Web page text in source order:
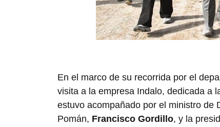
En el marco de su recorrida por el
visita a la empresa Indalo, dedicada a
estuvo acompañado por el ministro de
Pomán, Francisco Gordillo, y la